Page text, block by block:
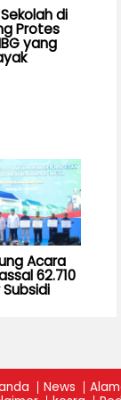
di
Protes
yang
Acara
62.710
News